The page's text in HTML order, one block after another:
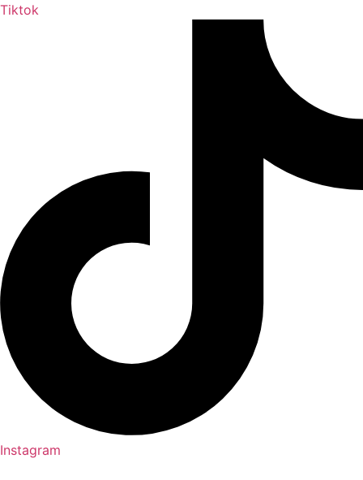
Tiktok
Instagram